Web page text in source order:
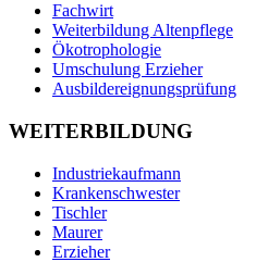
Fachwirt
Weiterbildung Altenpflege
Ökotrophologie
Umschulung Erzieher
Ausbildereignungsprüfung
WEITERBILDUNG
Industriekaufmann
Krankenschwester
Tischler
Maurer
Erzieher